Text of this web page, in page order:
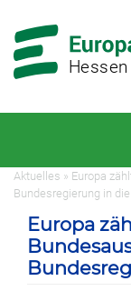
Hauptnavigation
Hauptbereich
Hessen
Aktuelles » Europa
Bundesregierung in
Europa